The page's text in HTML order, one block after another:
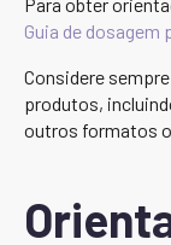
Guia de dosagem
Considere
produtos,
outros formatos